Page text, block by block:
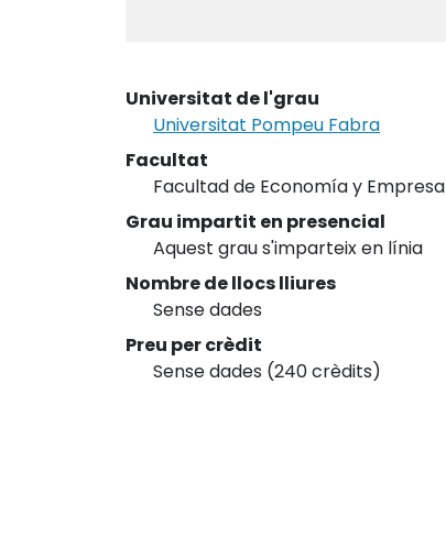
Universitat de l'grau
Universitat Pompeu Fabra
Facultat
Facultad de Economía y Empresa
Grau impartit en presencial
Aquest grau s'imparteix en línia
Nombre de llocs lliures
Sense dades
Preu per crèdit
Sense dades (240 crèdits)